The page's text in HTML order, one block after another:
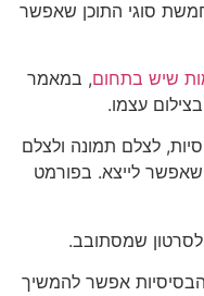
סוגי התוכן שאפשר
שיש בתחום, במאמר
עצמו.
בסיסיות, לצלם תמונה ולצלם
לייצא. בפורמט
שמסתובב.
אפשר להמשיך